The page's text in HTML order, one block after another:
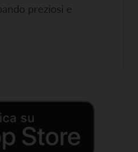
preziosi e